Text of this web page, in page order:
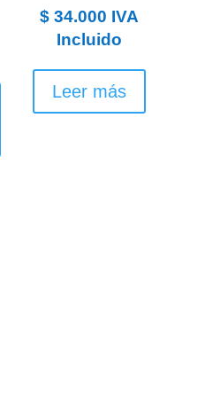
$ 34.000 IVA
Incluido
Leer más